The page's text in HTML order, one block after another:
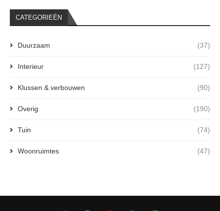
CATEGORIEËN
Duurzaam (37)
Interieur (127)
Klussen & verbouwen (90)
Overig (190)
Tuin (74)
Woonruimtes (47)